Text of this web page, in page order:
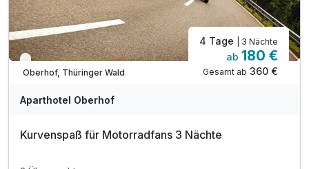
Verfügbar bis November
Oberhof, Thüringer Wald
4 Tage | 3 Nächte
ab 180 €
Gesamt ab 360 €
Aparthotel Oberhof
Kurvenspaß für Motorradfans 3 Nächte